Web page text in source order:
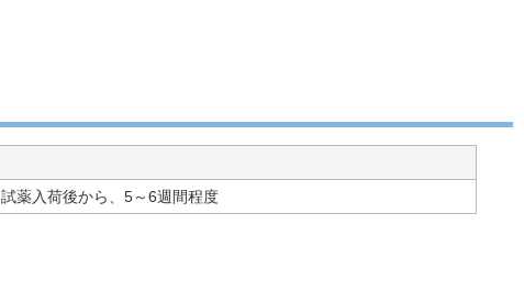
薬入荷後から、5～6週間程度